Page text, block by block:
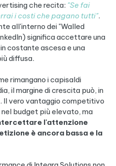
che recita: "Se fai
i costi che pagano tutti".
all'interno dei "Walled
significa accettare una
costante ascesa e una
diffusa.
rimangano i capisaldi
, il margine di crescita può, in
​​Il vero vantaggio competitivo
budget più elevato, ma
l'attenzione
è ancora bassa e la